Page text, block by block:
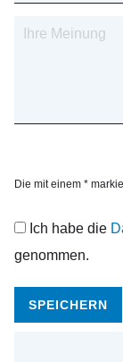
Die mit einem *
Ich habe die
genommen.
SPEICHERN